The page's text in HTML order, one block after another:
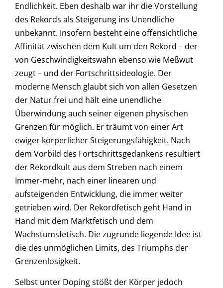
Endlichkeit. Eben deshalb war ihr die Vorstellung
des Rekords als Steigerung ins Unendliche
unbekannt. Insofern besteht eine offensichtliche
Affinität zwischen dem Kult um den Rekord – der
von Geschwindigkeitswahn ebenso wie Meßwut
zeugt – und der Fortschrittsideologie. Der
moderne Mensch glaubt sich von allen Gesetzen
der Natur frei und hält eine unendliche
Überwindung auch seiner eigenen physischen
Grenzen für möglich. Er träumt von einer Art
ewiger körperlicher Steigerungsfähigkeit. Nach
dem Vorbild des Fortschrittsgedankens resultiert
der Rekordkult aus dem Streben nach einem
Immer-mehr, nach einer linearen und
aufsteigenden Entwicklung, die immer weiter
getrieben wird. Der Rekordfetisch geht Hand in
Hand mit dem Marktfetisch und dem
Wachstumsfetisch. Die zugrunde liegende Idee ist
die des unmöglichen Limits, des Triumphs der
Grenzenlosigkeit.
Selbst unter Doping stößt der Körper jedoch